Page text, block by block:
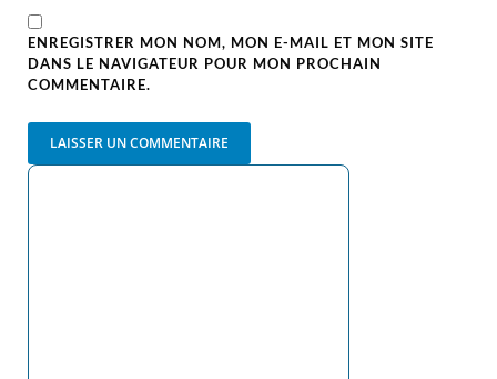
ENREGISTRER MON NOM, MON E-MAIL ET MON SITE
DANS LE NAVIGATEUR POUR MON PROCHAIN
COMMENTAIRE.